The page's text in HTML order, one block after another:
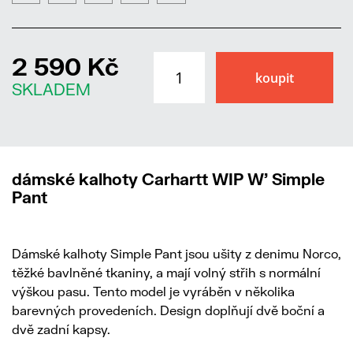
2 590 Kč
SKLADEM
dámské kalhoty Carhartt WIP W' Simple
Pant
Dámské kalhoty Simple Pant jsou ušity z denimu Norco,
těžké bavlněné tkaniny, a mají volný střih s normální
výškou pasu. Tento model je vyráběn v několika
barevných provedeních. Design doplňují dvě boční a
dvě zadní kapsy.